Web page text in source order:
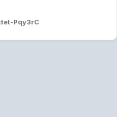
Pqy3rC